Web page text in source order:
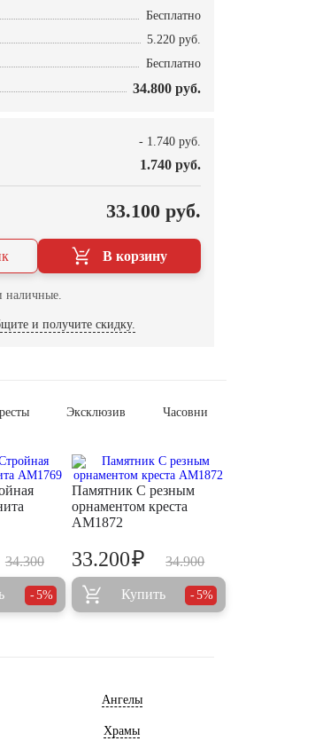
Бесплатно
5.220 руб.
Бесплатно
34.800 руб.
- 1.740 руб.
1.740 руб.
33.100 руб.
В корзину
наличные.
и получите скидку.
Эксклюзив Часовни
34.300
5%
Памятник С резным
орнаментом креста
AM1872
34.900
33.200₽
Купить 5%
Ангелы
Храмы